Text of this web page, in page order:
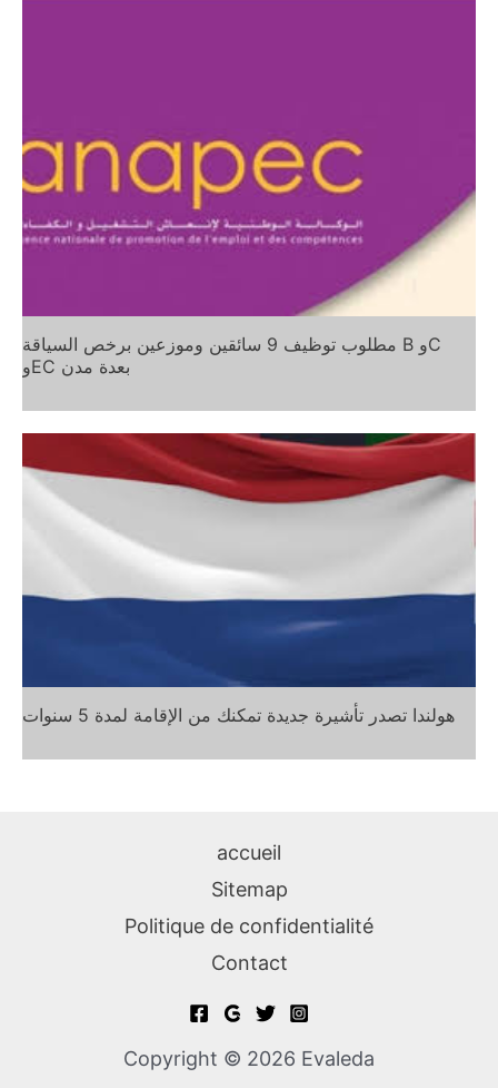
مطلوب توظيف 9 سائقين وموزعين برخص السياقة B وC
وEC بعدة مدن
هولندا تصدر تأشيرة جديدة تمكنك من الإقامة لمدة 5 سنوات
accueil
Sitemap
Politique de confidentialité
Contact
Copyright © 2026 Evaleda